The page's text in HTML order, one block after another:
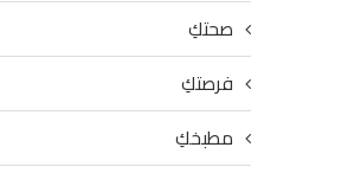
صحتكِ
فرصتكِ
مطبخكِ